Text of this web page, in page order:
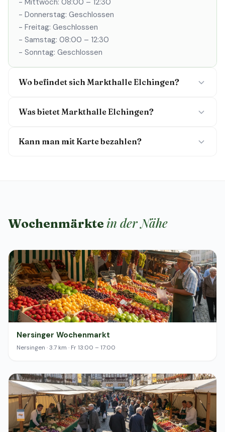
- Mittwoch: 08:00 – 12:30
- Donnerstag: Geschlossen
- Freitag: Geschlossen
- Samstag: 08:00 – 12:30
- Sonntag: Geschlossen
Wo befindet sich Markthalle Elchingen?
Was bietet Markthalle Elchingen?
Kann man mit Karte bezahlen?
Wochenmärkte in der Nähe
Nersinger Wochenmarkt
Nersingen · 3.7 km · Fr 13:00 – 17:00